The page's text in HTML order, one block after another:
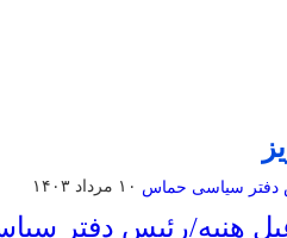
۱۰ مرداد ۱۴۰۳
هنیه/رئیس دفتر